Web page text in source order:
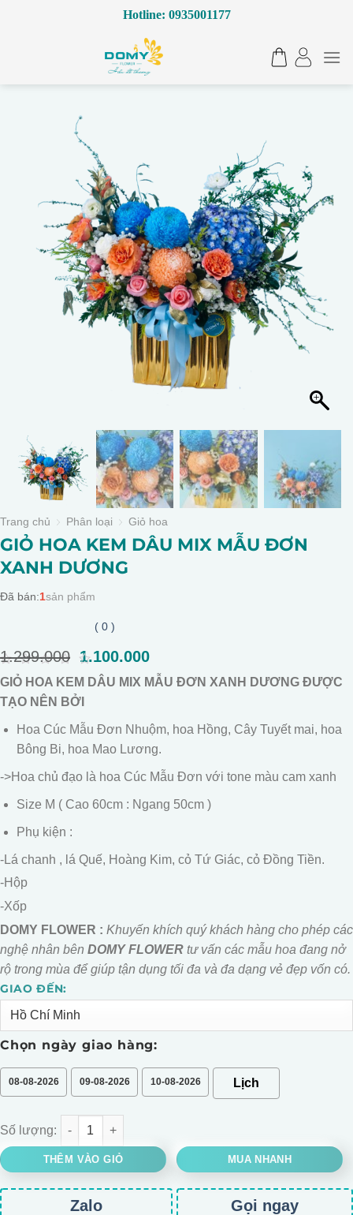
Hotline: 0935001177
Trang chủ Phân loại Giỏ hoa
GIỎ HOA KEM DÂU MIX MẪU ĐƠN
XANH DƯƠNG
Đã bán:1sản phẩm
0
out
of
5
( 0 )
1.299.000 Giá
gốc
là:
1.299.000.
1.100.000
hiện
tại
1.100.000.
GIỎ HOA KEM DÂU MIX MẪU ĐƠN XANH DƯƠNG ĐƯỢC
TẠO NÊN BỞI
Hoa Cúc Mẫu Đơn Nhuộm, hoa Hồng, Cây Tuyết mai, hoa
Bông Bi, hoa Mao Lương.
->Hoa chủ đạo là hoa Cúc Mẫu Đơn với tone màu cam xanh
Size M ( Cao 60cm : Ngang 50cm )
Phụ kiện :
-Lá chanh , lá Quế, Hoàng Kim, cỏ Tứ Giác, cỏ Đồng Tiền.
-Hộp
-Xốp
DOMY FLOWER : Khuyến khích quý khách hàng cho phép các
nghệ nhân bên DOMY FLOWER tư vấn các mẫu hoa đang nở
rộ trong mùa để giúp tận dụng tối đa và đa dạng vẻ đẹp vốn có.
GIAO ĐẾN:
Chọn ngày giao hàng:
08-08-2026 09-08-2026 10-08-2026
GIỎ HOA KEM DÂU MIX MẪU ĐƠN XANH DƯƠNG số lượng
THÊM VÀO GIỎ MUA NHANH
Alternative:
Zalo Gọi ngay